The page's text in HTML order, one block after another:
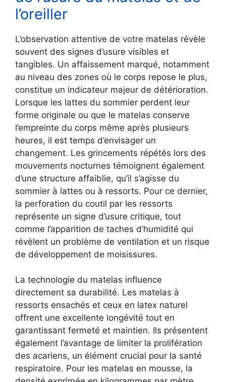
l’oreiller
L’observation attentive de votre matelas révèle
souvent des signes d’usure visibles et
tangibles. Un affaissement marqué, notamment
au niveau des zones où le corps repose le plus,
constitue un indicateur majeur de détérioration.
Lorsque les lattes du sommier perdent leur
forme originale ou que le matelas conserve
l’empreinte du corps même après plusieurs
heures, il est temps d’envisager un
changement. Les grincements répétés lors des
mouvements nocturnes témoignent également
d’une structure affaiblie, qu’il s’agisse du
sommier à lattes ou à ressorts. Pour ce dernier,
la perforation du coutil par les ressorts
représente un signe d’usure critique, tout
comme l’apparition de taches d’humidité qui
révèlent un problème de ventilation et un risque
de développement de moisissures.
La technologie du matelas influence
directement sa durabilité. Les matelas à
ressorts ensachés et ceux en latex naturel
offrent une excellente longévité tout en
garantissant fermeté et maintien. Ils présentent
également l’avantage de limiter la prolifération
des acariens, un élément crucial pour la santé
respiratoire. Pour les matelas en mousse, la